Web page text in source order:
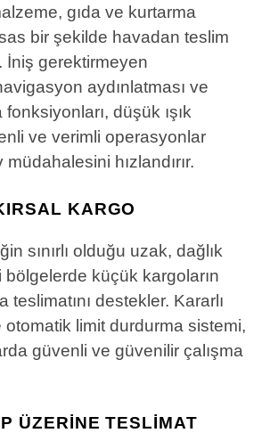
gıda ve kurtarma
bir şekilde havadan teslim
İniş gerektirmeyen
aydınlatması ve
düşük ışık
ve verimli operasyonlar
hızlandırır.
KARGO
sınırlı olduğu uzak, dağlık
küçük kargoların
destekler. Kararlı
limit durdurma sistemi,
güvenli ve güvenilir çalışma
ÜZERINE TESLIMAT